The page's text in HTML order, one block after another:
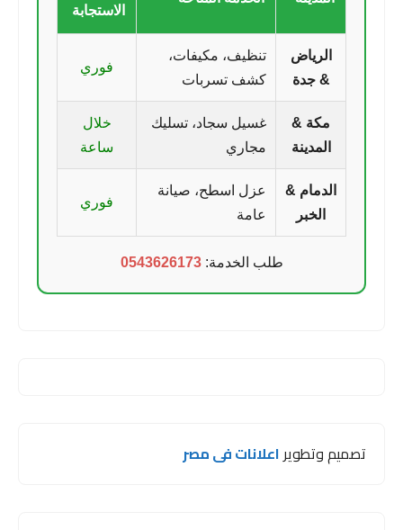
الاستجابة
الرياض
& جدة
تنظيف، مكيفات،
كشف تسربات
فوري
مكة &
المدينة
غسيل سجاد، تسليك
مجاري
خلال
ساعة
الدمام &
الخبر
عزل اسطح، صيانة
عامة
فوري
طلب الخدمة:0543626173
تصميم وتطويراعلانات فى مصر